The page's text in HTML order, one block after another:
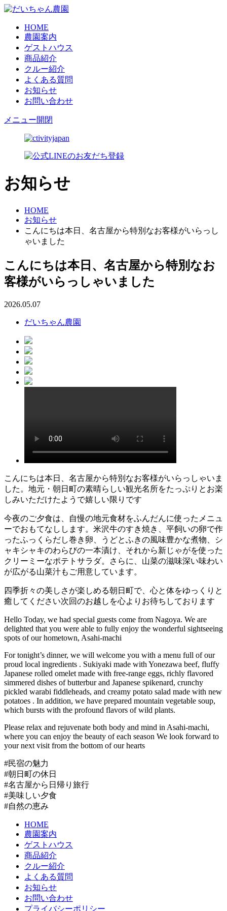
HOME
農園案内
ゲストハウス
商品紹介
クルー紹介
よくある質問
お知らせ
お問い合わせ
メニュー開閉
お知らせ
HOME
お知らせ
こんにちは本日、名古屋から特別なお客様がいらっし
ゃいました
こんにちは本日、名古屋から特別なお
客様がいらっしゃいました
2026.05.07
だいちゃん農園
こんにちは本日、名古屋から特別なお客様がいらっしゃいま
した。地元・朝日町の素晴らしい観光名所をたっぷりとお楽
しみいただけたようで嬉しい限りです
今夜のご夕食は、自慢の地元食材をふんだんに使ったメニュ
ーでおもてなしします️。米沢牛のすき焼き、平飼いの卵で作
ったふっくらだし巻き卵、うどとふきの風味豊かな煮物、シ
ャキシャキのわらびの一本漬け、それから新じゃがを使った
クリーミーなポテトサラダ。さらに、山菜の滋味深い味わい
が広がる山菜汁もご用意しています。
四季折々の美しさが楽しめる朝日町で、心と体をゆっくりと
癒してください次回のお越しを心よりお待ちしております
Hello Today, we had special guests come from Nagoya. We are
delighted that you were able to fully enjoy the wonderful sightseeing
spots of our hometown, Asahi-machi
For tonight’s dinner, we will welcome you with a menu full of our
proud local ingredients ️. Sukiyaki made with Yonezawa beef, fluffy
Japanese rolled omelet made with free-range eggs, richly flavored
simmered dishes of butterbur and Japanese spikenard, crunchy
pickled warabi fiddleheads, and creamy potato salad made with new
potatoes . In addition, we have prepared mountain vegetable soup,
which bursts with the profound flavors of wild plants.
Please relax and rejuvenate both body and mind in Asahi-machi,
where you can enjoy the beauty of each season We look forward to
your next visit from the bottom of our hearts
#民宿の魅力
#朝日町の休日
#名古屋から日帰り旅行
#美味しい夕食
#自然の恵み
HOME
農園案内
ゲストハウス
商品紹介
クルー紹介
よくある質問
お知らせ
お問い合わせ
プライバシーポリシー